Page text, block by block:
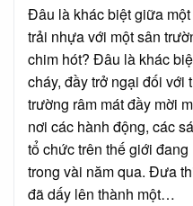
Đâu là khác biệt giữa
trải nhựa với một sân
chim hót? Đâu là khác
cháy, đầy trở ngại đối với
trường râm mát đầy mời
nơi các hành động, các
tổ chức trên thế giới
trong vài năm qua. Đưa
đã dấy lên thành một…